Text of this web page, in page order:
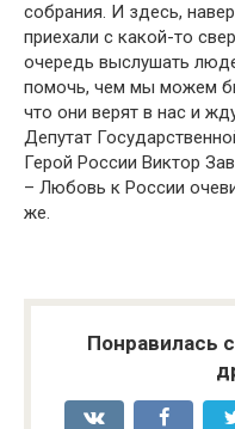
собрания. И здесь,
приехали с какой-то
очередь выслушать
помочь, чем мы можем
что они верят в нас и
Депутат
Герой России Виктор
– Любовь к России
же.
Понравилась